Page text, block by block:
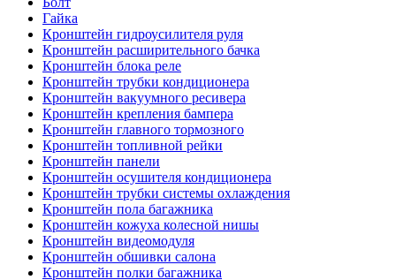
Гайка
Кронштейн гидроусилителя руля
Кронштейн расширительного бачка
Кронштейн блока реле
Кронштейн трубки кондиционера
Кронштейн вакуумного ресивера
Кронштейн крепления бампера
Кронштейн главного тормозного
Кронштейн топливной рейки
Кронштейн панели
Кронштейн осушителя кондиционера
Кронштейн трубки системы охлаждения
Кронштейн пола багажника
Кронштейн кожуха колесной нишы
Кронштейн видеомодуля
Кронштейн обшивки салона
Кронштейн полки багажника